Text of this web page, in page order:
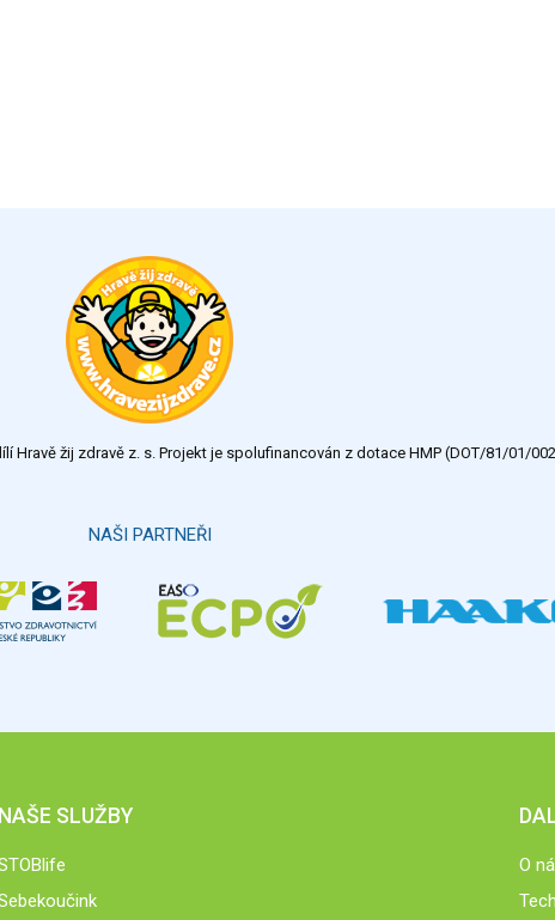
Hravě žij zdravě z. s. Projekt je spolufinancován z dotace HMP (DOT/81/01/
NAŠI PARTNEŘI
NAŠE SLUŽBY
O